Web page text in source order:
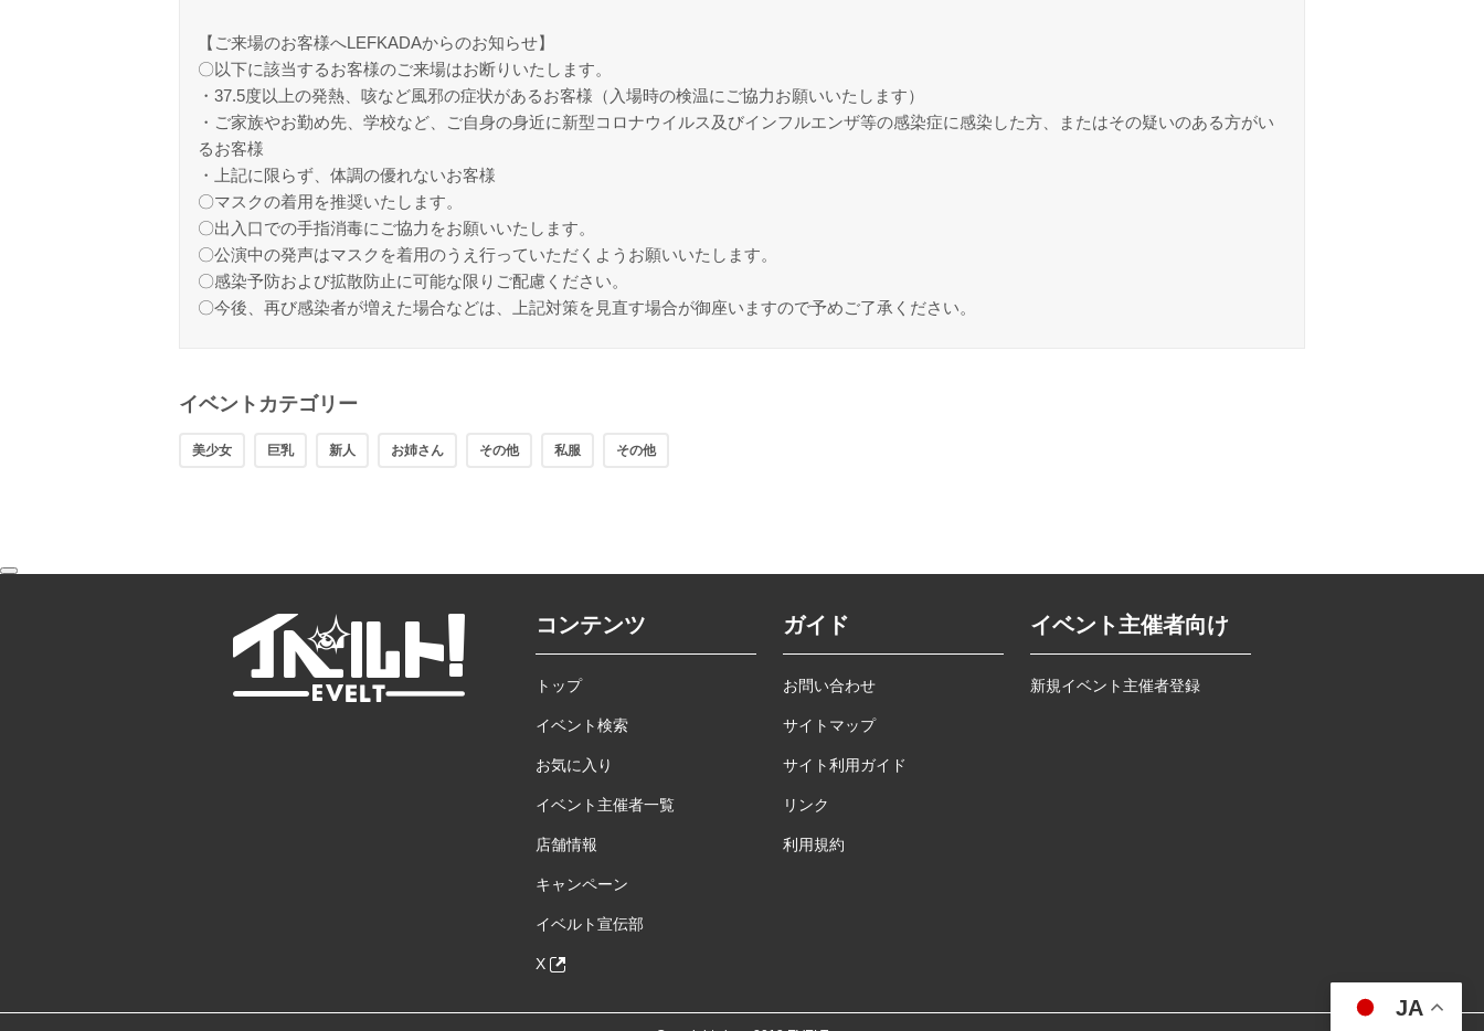
【ご来場のお客様へLEFKADAからのお知らせ】
〇以下に該当するお客様のご来場はお断りいたします。
・37.5度以上の発熱、咳など風邪の症状があるお客様（入場時の検温にご協力お願いいたします）
・ご家族やお勤め先、学校など、ご自身の身近に新型コロナウイルス及びインフルエンザ等の感染症に感染した方、またはその疑いのある方がい
るお客様
・上記に限らず、体調の優れないお客様
〇マスクの着用を推奨いたします。
〇出入口での手指消毒にご協力をお願いいたします。
〇公演中の発声はマスクを着用のうえ行っていただくようお願いいたします。
〇感染予防および拡散防止に可能な限りご配慮ください。
〇今後、再び感染者が増えた場合などは、上記対策を見直す場合が御座いますので予めご了承ください。
イベントカテゴリー
美少女 巨乳 新人 お姉さん その他 私服 その他
JA
コンテンツ
トップ
イベント検索
お気に入り
イベント主催者一覧
店舗情報
キャンペーン
イベルト宣伝部
X
ガイド
お問い合わせ
サイトマップ
サイト利用ガイド
リンク
利用規約
イベント主催者向け
新規イベント主催者登録